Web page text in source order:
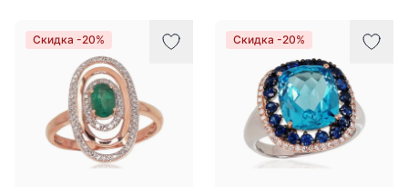
Скидка -20% Скидка -20%